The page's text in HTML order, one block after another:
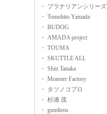
・ プラナリアンシリーズ
・ Tomohito Yamada
・ BUDOG
・ AMADA project
・ TOUMA
・ SKUTTLE ALL
・ Shin Tanaka
・ Monster Factory
・ タツノコプロ
・ 杉浦 茂
・ gumliens